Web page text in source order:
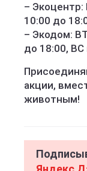
– Экоцентр:
10:00 до
– Экодом:
до 18:00,
акции,
животным!